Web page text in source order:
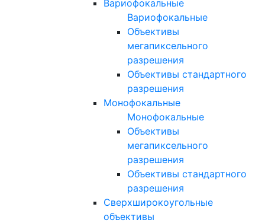
Вариофокальные
Вариофокальные
Объективы
мегапиксельного
разрешения
Объективы стандартного
разрешения
Монофокальные
Монофокальные
Объективы
мегапиксельного
разрешения
Объективы стандартного
разрешения
Сверхширокоугольные
объективы